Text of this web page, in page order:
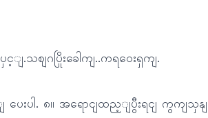
င့ျ.သဈဂပြိုးခေါကျ..ကရဝေးရှကျ.
ေးပါ. ၈။ အရောငျထည့ျပွီးရငျ ကွကျသှနျ